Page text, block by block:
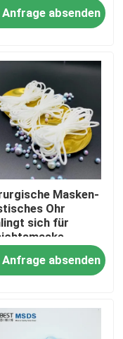
Anfrage absenden
Masken-
Ohr
sich für
Ohr-Schleifen-
Band
Anfrage absenden